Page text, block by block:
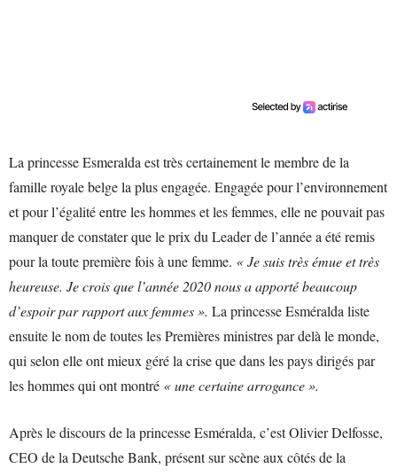
La princesse Esmeralda est très certainement le membre de la
famille royale belge la plus engagée. Engagée pour l’environnement
et pour l’égalité entre les hommes et les femmes, elle ne pouvait pas
manquer de constater que le prix du Leader de l’année a été remis
pour la toute première fois à une femme. « Je suis très émue et très
heureuse. Je crois que l’année 2020 nous a apporté beaucoup
d’espoir par rapport aux femmes ». La princesse Esméralda liste
ensuite le nom de toutes les Premières ministres par delà le monde,
qui selon elle ont mieux géré la crise que dans les pays dirigés par
les hommes qui ont montré « une certaine arrogance ».
Après le discours de la princesse Esméralda, c’est Olivier Delfosse,
CEO de la Deutsche Bank, présent sur scène aux côtés de la